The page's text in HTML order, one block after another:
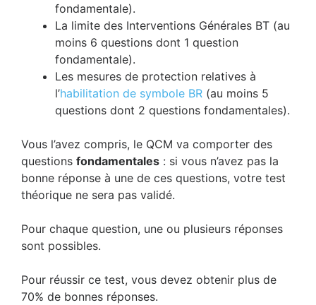
fondamentale).
La limite des Interventions Générales BT (au
moins 6 questions dont 1 question
fondamentale).
Les mesures de protection relatives à
l’habilitation de symbole BR (au moins 5
questions dont 2 questions fondamentales).
Vous l’avez compris, le QCM va comporter des
questions fondamentales : si vous n’avez pas la
bonne réponse à une de ces questions, votre test
théorique ne sera pas validé.
Pour chaque question, une ou plusieurs réponses
sont possibles.
Pour réussir ce test, vous devez obtenir plus de
70% de bonnes réponses.